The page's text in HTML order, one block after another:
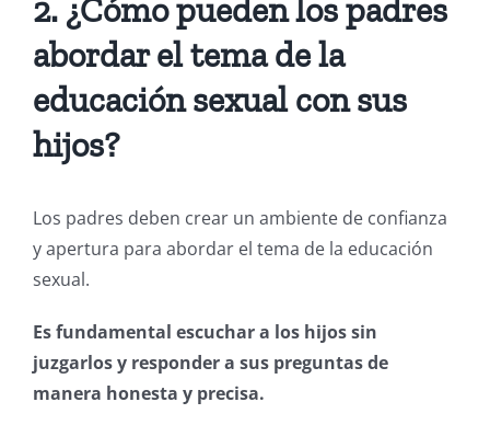
2. ¿Cómo pueden los padres
abordar el tema de la
educación sexual con sus
hijos?
Los padres deben crear un ambiente de confianza
y apertura para abordar el tema de la educación
sexual.
Es fundamental escuchar a los hijos sin
juzgarlos y responder a sus preguntas de
manera honesta y precisa.